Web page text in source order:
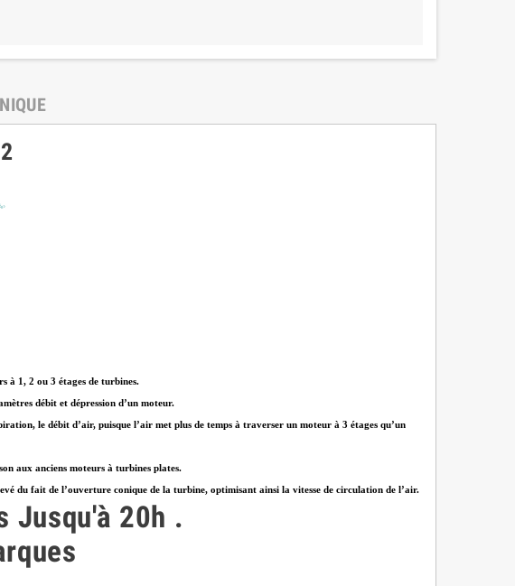
à 1, 2 ou 3 étages de turbines.
débit et dépression d’un moteur.
le débit d’air, puisque l’air met plus de temps à traverser un moteur à 3 étages qu’un
aux anciens moteurs à turbines plates.
du fait de l’ouverture conique de la turbine, optimisant ainsi la vitesse de circulation de l’air.
Jusqu'à 20h .